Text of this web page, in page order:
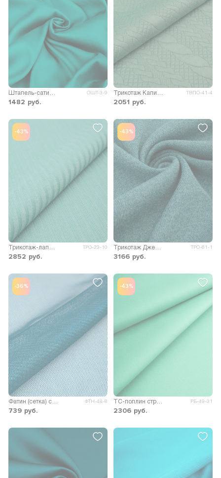
ОШТ-3-9
1482 руб.
ТВПО-41-4
2051 руб.
-43%
ТРО-23-10
2852 руб.
-43%
ТРО-61-1
3166 руб.
-36%
Фатин (сетка) с напылением ФТН-48-8
739 руб.
-43%
ТС-поплин стрейч 110гр/м.кв. РБ-49-31
2306 руб.